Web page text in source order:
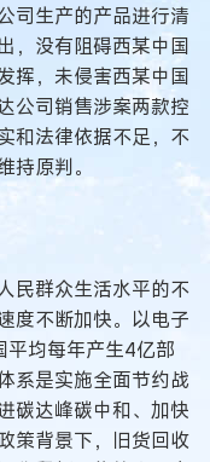
司生产的产品进行清
，没有阻碍西某中国
挥，未侵害西某中国
公司销售涉案两款控
和法律依据不足，不
持原判。
民群众生活水平的不
度不断加快。以电子
平均每年产生4亿部
系是实施全面节约战
碳达峰碳中和、加快
策背景下，旧货回收